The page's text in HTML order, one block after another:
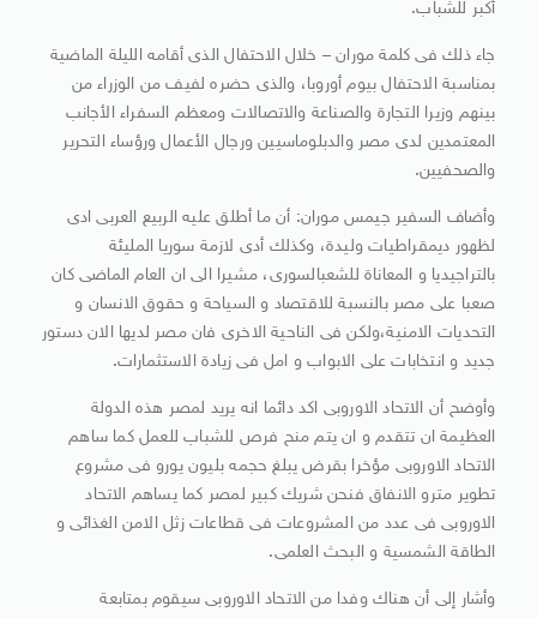
أكبر للشباب.
جاء ذلك فى كلمة موران – خلال الاحتفال الذى أقامه الليلة الماضية
بمناسبة الاحتفال بيوم أوروبا، والذى حضره لفيف من الوزراء من
بينهم وزيرا التجارة والصناعة والاتصالات ومعظم السفراء الأجانب
المعتمدين لدى مصر والدبلوماسيين ورجال الأعمال ورؤساء التحرير
والصحفيين.
وأضاف السفير جيمس موران: أن ما أطلق عليه الربيع العربى ادى
لظهور ديمقراطيات وليدة، وكذلك أدى لازمة سوريا المليئة
بالتراجيديا و المعاناة للشعبالسورى، مشيرا الى ان العام الماضى كان
صعبا على مصر بالنسبة للاقتصاد و السياحة و حقوق الانسان و
التحديات الامنية،ولكن فى الناحية الاخرى فان مصر لديها الان دستور
جديد و انتخابات على الابواب و امل فى زيادة الاستثمارات.
وأوضح أن الاتحاد الاوروبى اكد دائما انه يريد لمصر هذه الدولة
العظيمة ان تتقدم و ان يتم منح فرص للشباب للعمل كما ساهم
الاتحاد الاوروبى مؤخرا بقرض يبلغ حجمه بليون يورو فى مشروع
تطوير مترو الانفاق فنحن شريك كبير لمصر كما يساهم الاتحاد
الاوروبى فى عدد من المشروعات فى قطاعات زثل الامن الغذائى و
الطاقة الشمسية و البحث العلمى.
وأشار إلى أن هناك وفدا من الاتحاد الاوروبى سيقوم بمتابعة